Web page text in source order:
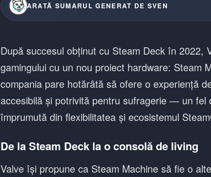
ARATĂ SUMARUL GENERAT DE SVEN
După succesul obținut cu Steam Deck în 2022,
gamingului cu un nou proiect hardware: Steam
compania pare hotărâtă să ofere o experiență
accesibilă și potrivită pentru sufragerie — un fel
împrumută din flexibilitatea și ecosistemul
De la Steam Deck la o consolă de living
Valve își propune ca Steam Machine să fie o